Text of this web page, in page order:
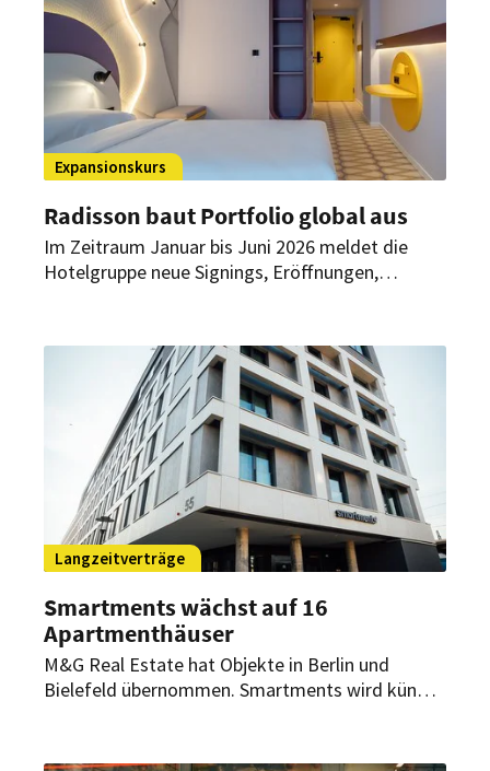
Expansionskurs
Radisson baut Portfolio global aus
Im Zeitraum Januar bis Juni 2026 meldet die
Hotelgruppe neue Signings, Eröffnungen,
Luxusangeboten bis zum Midscale-Segment.
Langzeitverträge
Smartments wächst auf 16
Apartmenthäuser
M&G Real Estate hat Objekte in Berlin und
Bielefeld übernommen. Smartments wird künftig